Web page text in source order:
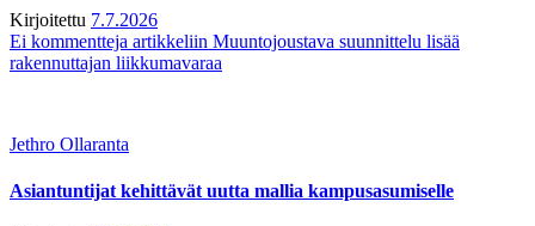
Kirjoitettu 7.7.2026
Ei kommentteja artikkeliin Muuntojoustava suunnittelu lisää
rakennuttajan liikkumavaraa
Jethro Ollaranta
Asiantuntijat kehittävät uutta mallia kampusasumiselle